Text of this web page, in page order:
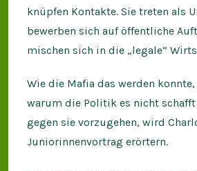
knüpfen Kontakte. Sie treten als
bewerben sich auf öffentliche
mischen sich in die „legale“
Wie die Mafia das werden
warum die Politik es nicht
gegen sie vorzugehen, wird
Juniorinnenvortrag erörtern.